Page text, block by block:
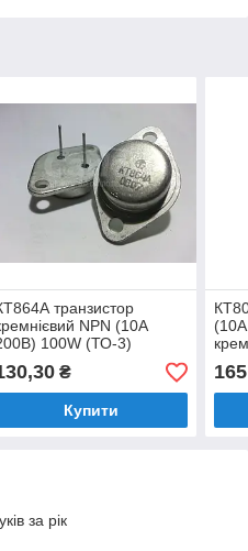
транзистор
NPN (10А
100W (ТО-3)
₴
Купити
за рік